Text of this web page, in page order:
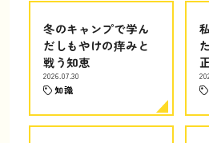
冬のキャンプで学ん
だしもやけの痒みと
戦う知恵
2026.07.30
知識